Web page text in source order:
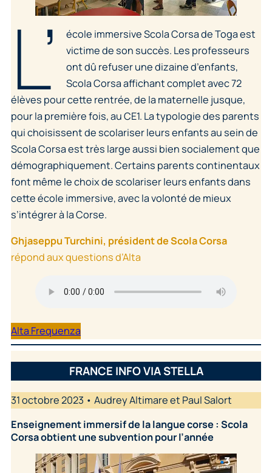
L’
école immersive Scola Corsa de Toga est
victime de son succès. Les professeurs
ont dû refuser une dizaine d’enfants,
Scola Corsa affichant complet avec 72
élèves pour cette rentrée, de la maternelle jusque,
pour la première fois, au CE1. La typologie des parents
qui choisissent de scolariser leurs enfants au sein de
Scola Corsa est très large aussi bien socialement que
démographiquement. Certains parents continentaux
font même le choix de scolariser leurs enfants dans
cette école immersive, avec la volonté de mieux
s’intégrer à la Corse.
Ghjaseppu Turchini, président de Scola Corsa
répond aux questions d’Alta
Alta Frequenza
FRANCE INFO VIA STELLA
31 octobre 2023 • Audrey Altimare et Paul Salort
Enseignement immersif de la langue corse : Scola
Corsa obtient une subvention pour l’année